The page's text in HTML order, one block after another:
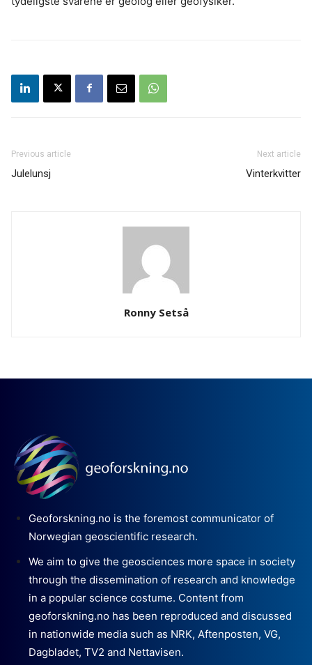
Previous article
Julelunsj
Next article
Vinterkvitter
Ronny Setså
Geoforskning.no is the foremost communicator of
Norwegian geoscientific research.
We aim to give the geosciences more space in society
through the dissemination of research and knowledge
in a popular science costume. Content from
geoforskning.no has been reproduced and discussed
in nationwide media such as NRK, Aftenposten, VG,
Dagbladet, TV2 and Nettavisen.